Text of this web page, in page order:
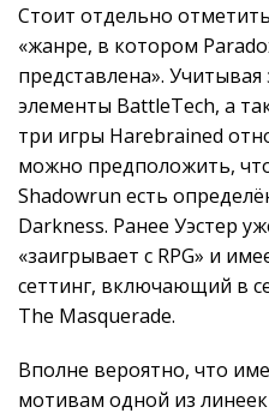
Стоит отдельно
«жанре, в котором
представлена».
элементы BattleTech, а
три игры Harebrained
можно предположить,
Shadowrun есть
Darkness. Ранее Уэстер
«заигрывает с RPG» и
сеттинг, включающий в
The Masquerade.
Вполне вероятно, что
мотивам одной из